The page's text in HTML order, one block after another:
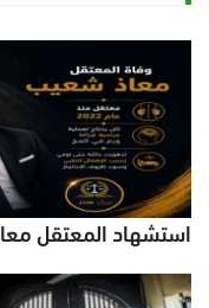
استشهاد المعتقل